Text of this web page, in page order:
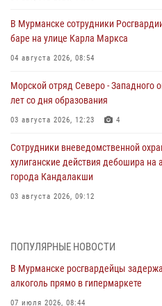
В Мурманске сотрудники
баре на улице Карла Маркса
04 августа 2026, 08:54
Морской отряд Северо - Западного
лет со дня образования
03 августа 2026, 12:23 4
Сотрудники вневедомственной
хулиганские действия дебошира на
города Кандалакши
03 августа 2026, 09:12
комиссий в преддверии выборов
31 июля 2026, 08:48 3
Сотрудники Росгвардии задержали
ПОПУЛЯРНЫЕ НОВОСТИ
В Мурманске росгвардейцы
алкоголь прямо в гипермаркете
07 июля 2026, 08:44